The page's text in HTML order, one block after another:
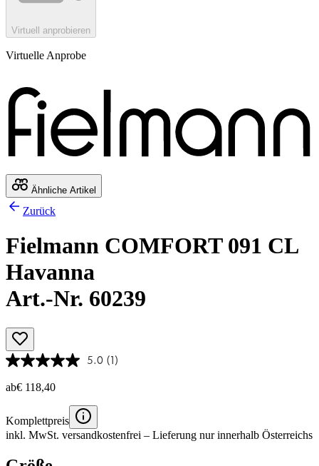
Virtuell anprobieren
Virtuelle Anprobe
Ähnliche Artikel
Zurück
Fielmann COMFORT 091 CL
Havanna
Art.-Nr. 60239
5.0 (1)
ab€ 118,40
Komplettpreis
inkl. MwSt. versandkostenfrei – Lieferung nur innerhalb Österreichs